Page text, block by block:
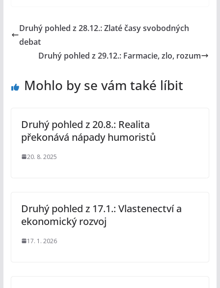
Druhý pohled z 28.12.: Zlaté časy svobodných
debat
Druhý pohled z 29.12.: Farmacie, zlo, rozum
Mohlo by se vám také líbit
Druhý pohled z 20.8.: Realita
překonává nápady humoristů
20. 8. 2025
Druhý pohled z 17.1.: Vlastenectví a
ekonomický rozvoj
17. 1. 2026